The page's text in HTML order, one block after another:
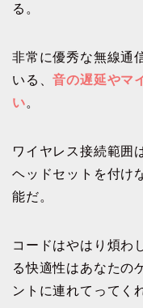
る。
非常に優秀な無線通
いる、音の遅延やマ
い。
ワイヤレス接続範囲
ヘッドセットを付け
能だ。
コードはやはり煩わ
る快適性はあなたの
ントに連れてってく